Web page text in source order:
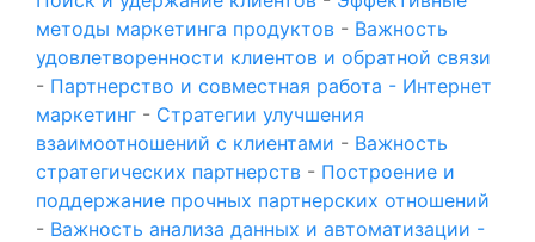
методы маркетинга продуктов - Важность
удовлетворенности клиентов и обратной связи
- Партнерство и совместная работа - Интернет
маркетинг - Стратегии улучшения
взаимоотношений с клиентами - Важность
стратегических партнерств - Построение и
поддержание прочных партнерских отношений
- Важность анализа данных и автоматизации -